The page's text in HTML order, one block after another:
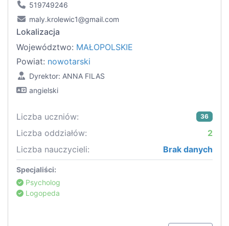
519749246
maly.krolewic1@gmail.com
Lokalizacja
Województwo: MAŁOPOLSKIE
Powiat: nowotarski
Dyrektor: ANNA FILAS
angielski
Liczba uczniów: 36
Liczba oddziałów:
2
Liczba nauczycieli:
Brak danych
Specjaliści:
Psycholog
Logopeda